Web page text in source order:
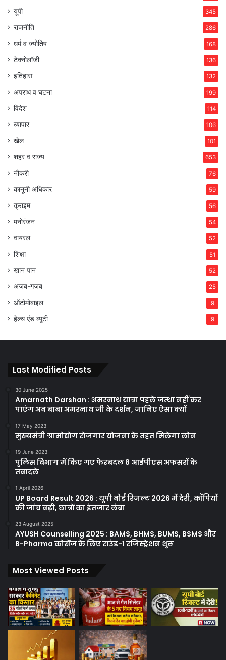
यूपी 345
राजनीति 286
धर्म व ज्योतिष 168
टेक्नोलॉजी 136
इतिहास 132
अपराध व घटना 199
विदेश 114
व्यापार 106
खेल 101
शहर व राज्य 653
नौकरी 76
कानूनी अधिकार 59
क्राइम 56
मनोरंजन 54
वायरल 52
शिक्षा 51
खान पान 52
अजब-गजब 25
ऑटोमोबाइल 9
हेल्थ एंड ब्यूटी 9
Last Modified Posts
30 June 2025
Amarnath Darshan : अमरनाथ यात्रा पहले जत्था नहीं कर
पाएंग अब बाबा अमरनाथ जी के दर्शन, जानिए ऐसा क्यों
17 May 2023
मुख्यमंत्री ग्रामोद्योग रोजगार योजना के तहत मिलेगा लोन
19 June 2023
पुलिस विभाग में किए गए फेरबदल 8 आईपीएस अफसरों के
तबादले
1 April 2026
UP Board Result 2026 : यूपी बोर्ड रिजल्ट 2026 में देरी, कॉपियों
की जांच बढ़ी, छात्रों का इंतजार लंबा
23 August 2025
AYUSH Counselling 2025 : BAMS, BHMS, BUMS, BSMS और
B-Pharma कोर्सेज के लिए राउंड-1 रजिस्ट्रेशन शुरू
Most Viewed Posts